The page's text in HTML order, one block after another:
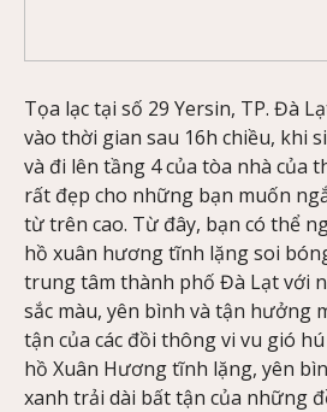
Tọa lạc tại số 29 Yersin, TP. Đà
vào thời gian sau 16h chiều, khi
và đi lên tầng 4 của tòa nhà của
rất đẹp cho những bạn muốn
từ trên cao. Từ đây, bạn có thể
hồ xuân hương tĩnh lặng soi
trung tâm thành phố Đà Lạt với
sắc màu, yên bình và tận hưởng
tận của các đồi thông vi vu gió
hồ Xuân Hương tĩnh lặng, yên
xanh trải dài bất tận của những